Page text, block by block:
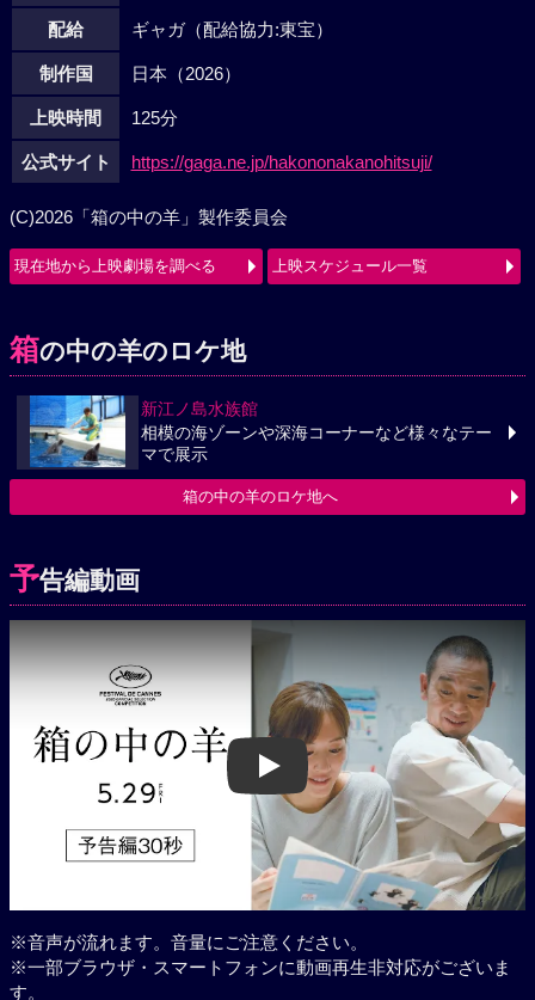
配給 ギャガ（配給協力:東宝）
制作国 日本（2026）
上映時間 125分
公式サイト https://gaga.ne.jp/hakononakanohitsuji/
(C)2026「箱の中の羊」製作委員会
現在地から上映劇場を調べる 上映スケジュール一覧
箱の中の羊のロケ地
新江ノ島水族館
相模の海ゾーンや深海コーナーなど様々なテー
マで展示
箱の中の羊のロケ地へ
予告編動画
Play
※音声が流れます。音量にご注意ください。
※一部ブラウザ・スマートフォンに動画再生非対応がございま
す。